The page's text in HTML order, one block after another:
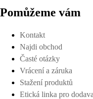
Pomůžeme vám
Kontakt
Najdi obchod
Časté otázky
Vrácení a záruka
Stažení produktů
Etická linka pro